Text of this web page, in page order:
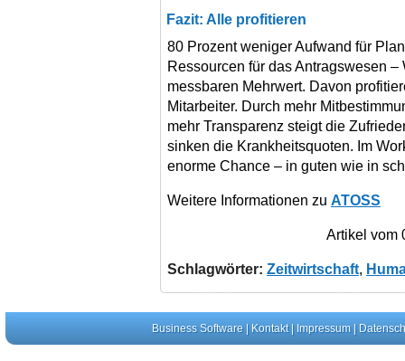
Fazit: Alle profitieren
80 Prozent weniger Aufwand für
Ressourcen für das Antragswesen
messbaren Mehrwert. Davon
Mitarbeiter. Durch mehr
mehr Transparenz steigt die
sinken die Krankheitsquoten. Im
enorme Chance – in guten wie in
Weitere Informationen zu ATOSS
Artikel vom
Schlagwörter: Zeitwirtschaft,
Business Software| Kontakt| Impressum|